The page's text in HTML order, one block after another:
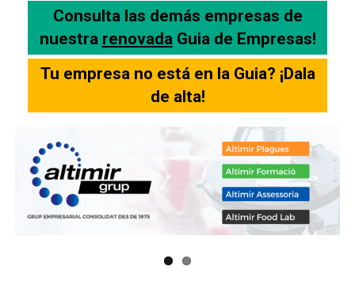
Consulta las demás empresas de
nuestra renovadaGuia de Empresas!
Tu empresa no está en la Guia? ¡Dala
de alta!